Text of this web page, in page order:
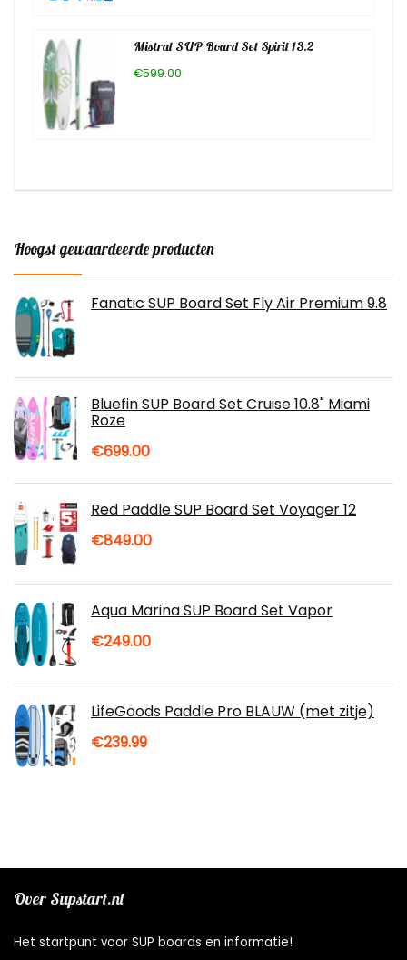
Mistral SUP Board Set Spirit 13.2
€599.00
Hoogst gewaardeerde producten
Fanatic SUP Board Set Fly Air Premium 9.8
Bluefin SUP Board Set Cruise 10.8" Miami
Roze
€699.00
Red Paddle SUP Board Set Voyager 12
€849.00
Aqua Marina SUP Board Set Vapor
€249.00
LifeGoods Paddle Pro BLAUW (met zitje)
€239.99
Over Supstart.nl
Het startpunt voor SUP boards en informatie!